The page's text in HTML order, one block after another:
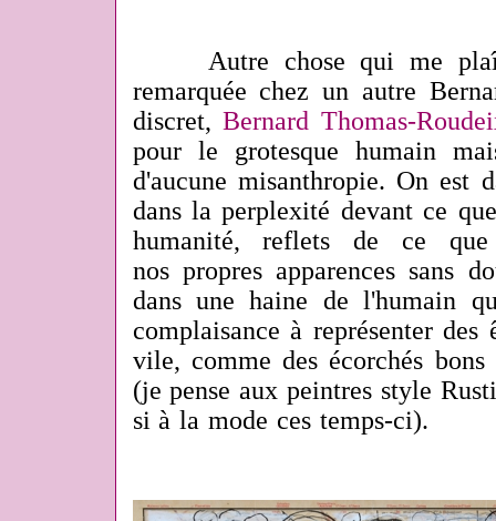
Autre chose qui me plaît
remarquée chez un autre
discret,Bernard Thomas-
pour le grotesque humain
d'aucune misanthropie. On est
dans la perplexité devant ce
humanité, reflets de ce
nos propres apparences sans
dans une haine de l'humain
complaisance à représenter
vile, comme des écorchés
(je pense aux peintres style
si à la mode ces temps-ci).